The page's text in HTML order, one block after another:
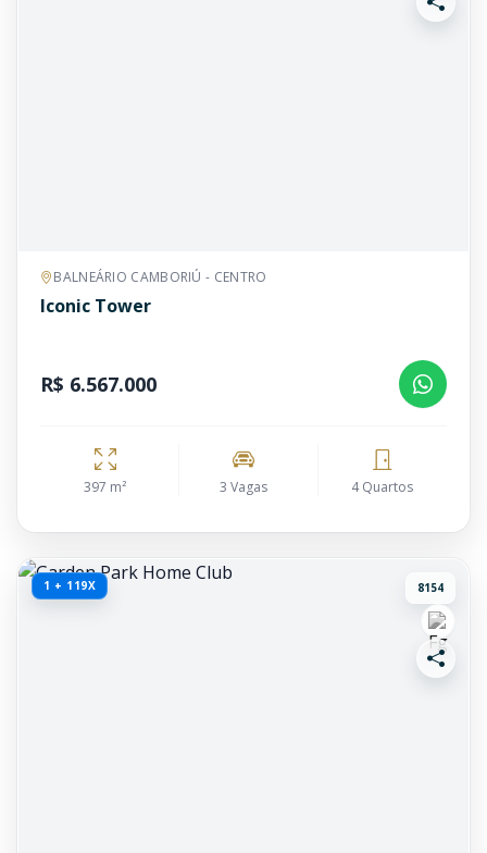
BALNEÁRIO CAMBORIÚ - CENTRO
Iconic Tower
R$ 6.567.000
397 m² 3 Vagas 4 Quartos
1 + 119X 8154